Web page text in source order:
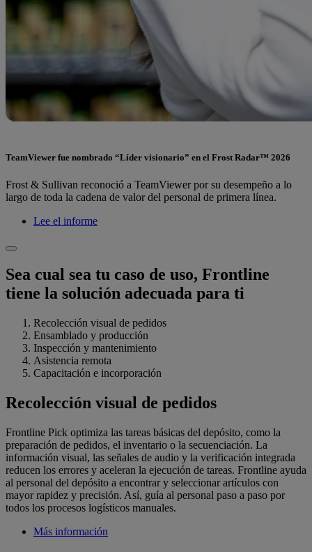
TeamViewer fue nombrado “Líder visionario” en el Frost Radar™ 2026
Frost & Sullivan reconoció a TeamViewer por su desempeño a lo
largo de toda la cadena de valor del personal de primera línea.
Lee el informe
Sea cual sea tu caso de uso, Frontline
tiene la solución adecuada para ti
Recolección visual de pedidos
Ensamblado y producción
Inspección y mantenimiento
Asistencia remota
Capacitación e incorporación
Recolección visual de pedidos
Frontline Pick optimiza las tareas básicas del depósito, como la
preparación de pedidos, el inventario o la secuenciación. La
información visual, las señales de audio y la verificación integrada
reducen los errores y aceleran la ejecución de tareas. Frontline ayuda
al personal del depósito a encontrar y seleccionar artículos con
mayor rapidez y precisión. Así, guía al personal paso a paso por
todos los procesos logísticos manuales.
Más información